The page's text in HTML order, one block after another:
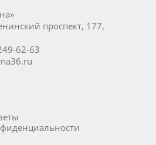
проспект, 177,
62-63